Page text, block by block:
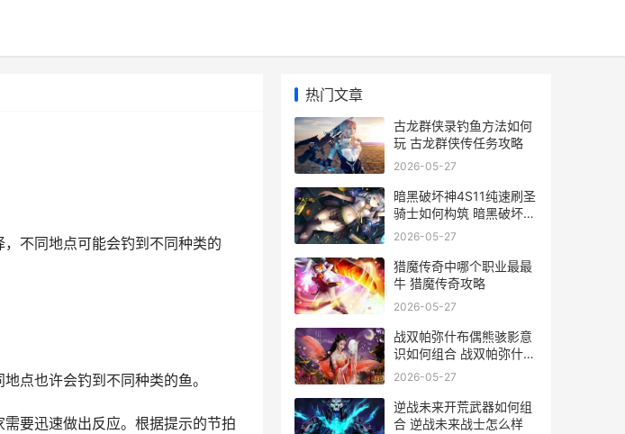
不同地点可能会钓到不同种类的
点也许会钓到不同种类的鱼。
要迅速做出反应。根据提示的节拍
热门文章
古龙群侠录钓鱼方法如何
玩 古龙群侠传任务攻略
2026-05-27
暗黑破坏神4S11纯速刷圣
骑士如何构筑 暗黑破坏神
4S11赛季神秘捣蛋鬼符印
2026-05-27
猎魔传奇中哪个职业最最
牛 猎魔传奇攻略
2026-05-27
战双帕弥什布偶熊骇影意
识如何组合 战双帕弥什・
エロマンガ
2026-05-27
逆战未来开荒武器如何组
合 逆战未来战士怎么样